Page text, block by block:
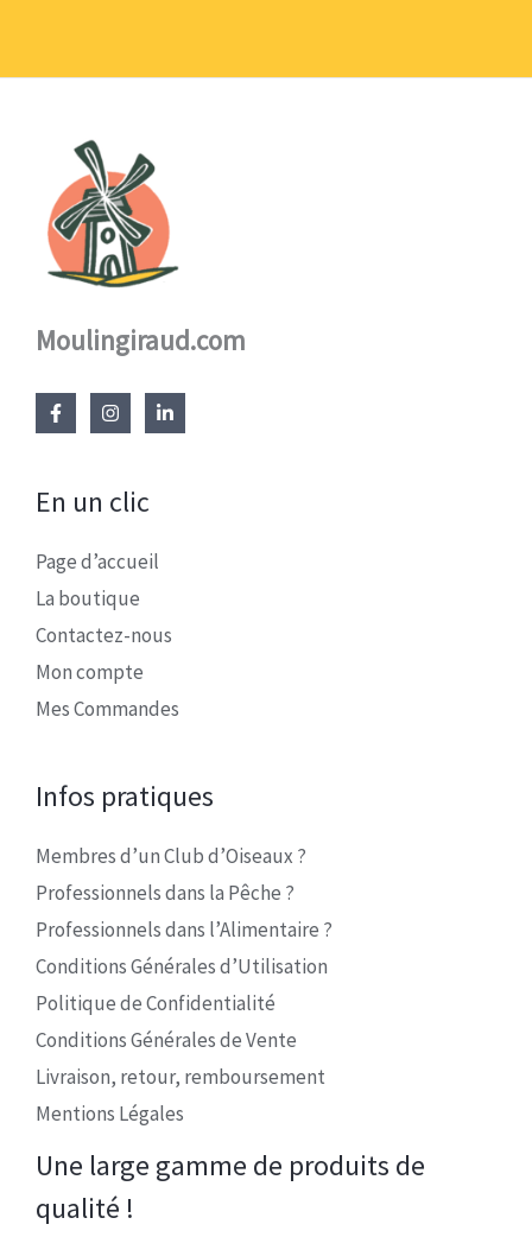
Moulingiraud.com
En un clic
Page d’accueil
La boutique
Contactez-nous
Mon compte
Mes Commandes
Infos pratiques
Membres d’un Club d’Oiseaux ?
Professionnels dans la Pêche ?
Professionnels dans l’Alimentaire ?
Conditions Générales d’Utilisation
Politique de Confidentialité
Conditions Générales de Vente
Livraison, retour, remboursement
Mentions Légales
Une large gamme de produits de
qualité !